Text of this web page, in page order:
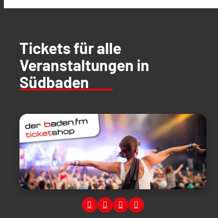
Tickets für alle
Veranstaltungen in
Südbaden